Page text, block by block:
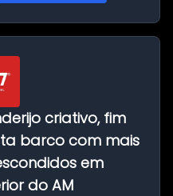
criativo, fim
barco com mais
em
do AM